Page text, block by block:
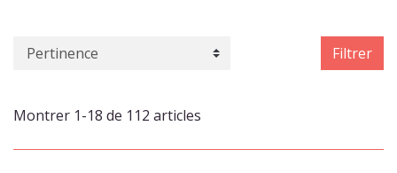
Filtrer
Montrer 1-18 de 112 articles